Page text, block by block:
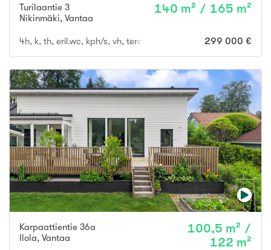
Turilaantie 3
Nikinmäki, Vantaa
140 m² / 165 m²
4h, k, th, eril.wc, kph/s, vh, terassi, läm.varasto, autokatos
299 000 €
Karpaattientie 36a
Ilola, Vantaa
100,5 m² /
122 m²